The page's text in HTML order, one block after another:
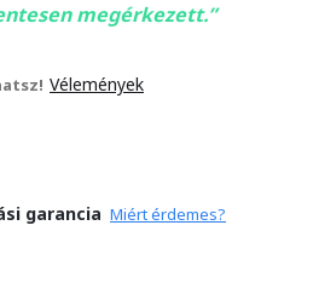
megérkezett.
Vélemények
garancia Miért érdemes?